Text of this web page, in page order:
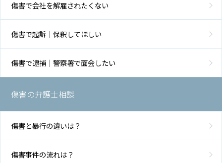
傷害で会社を解雇されたくない
傷害で起訴｜保釈してほしい
傷害で逮捕｜警察署で面会したい
傷害の弁護士相談
傷害と暴行の違いは？
傷害事件の流れは？